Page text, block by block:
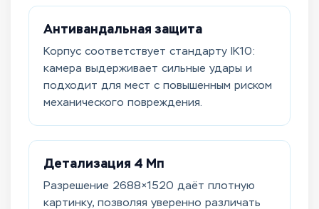
Антивандальная защита
Корпус соответствует стандарту IK10:
камера выдерживает сильные удары и
подходит для мест с повышенным риском
механического повреждения.
Детализация 4 Мп
Разрешение 2688×1520 даёт плотную
картинку, позволяя уверенно различать